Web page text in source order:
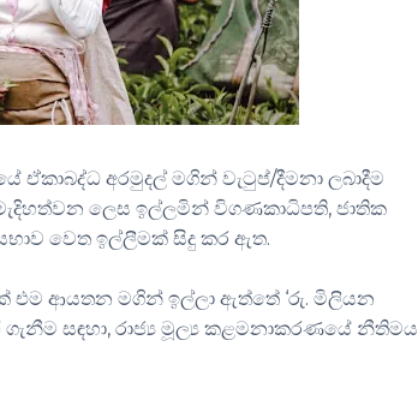
අරමුදල් මගින් වැටුප්/දීමනා ලබාදීම
ලෙස ඉල්ලමින් විගණකාධිපති, ජාතික
වෙත ඉල්ලීමක් සිදු කර ඇත.
ආයතන මගින් ඉල්ලා ඇත්තේ ‘රු. මිලියන
සඳහා, රාජ්‍ය මූල්‍ය කළමනාකරණයේ නීතිමය